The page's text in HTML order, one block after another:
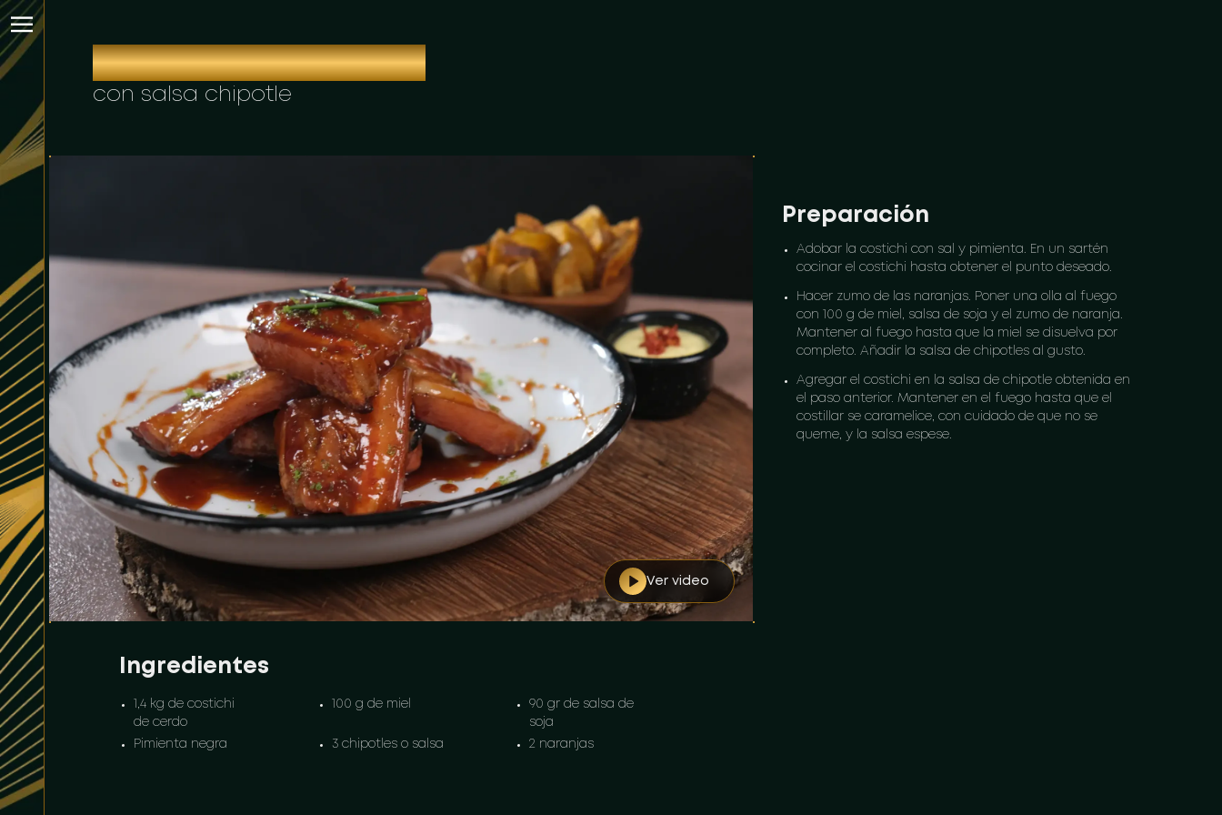
COSTICHI DE CERDO
con salsa chipotle
Ver video
Ingredientes
1,4 kg de costichi
de cerdo
100 g de miel
90 gr de salsa de
soja
Pimienta negra
3 chipotles o salsa
2 naranjas
Preparación
Adobar la costichi con sal y pimienta. En un sartén
cocinar el costichi hasta obtener el punto deseado.
Hacer zumo de las naranjas. Poner una olla al fuego
con 100 g de miel, salsa de soja y el zumo de naranja.
Mantener al fuego hasta que la miel se disuelva por
completo. Añadir la salsa de chipotles al gusto.
Agregar el costichi en la salsa de chipotle obtenida en
el paso anterior. Mantener en el fuego hasta que el
costillar se caramelice, con cuidado de que no se
queme, y la salsa espese.